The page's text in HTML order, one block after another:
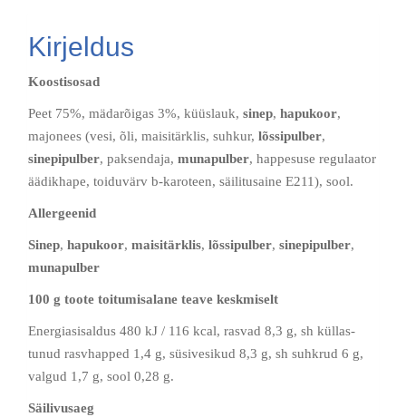
Kirjeldus
Koostisosad
Peet 75%, mädarõigas 3%, küüslauk, sinep, hapukoor,
majonees (vesi, õli, maisitärklis, suhkur, lõssipulber,
sinepipulber, paksendaja, munapulber, happesuse regulaator
äädikhape, toiduvärv b-karoteen, säilitusaine E211), sool.
Allergeenid
Sinep, hapukoor, maisitärklis, lõssipulber, sinepipulber,
munapulber
100 g toote toitumisalane teave keskmiselt
Energiasisaldus 480 kJ / 116 kcal, rasvad 8,3 g, sh küllas-
tunud rasvhapped 1,4 g, süsivesikud 8,3 g, sh suhkrud 6 g,
valgud 1,7 g, sool 0,28 g.
Säilivusaeg